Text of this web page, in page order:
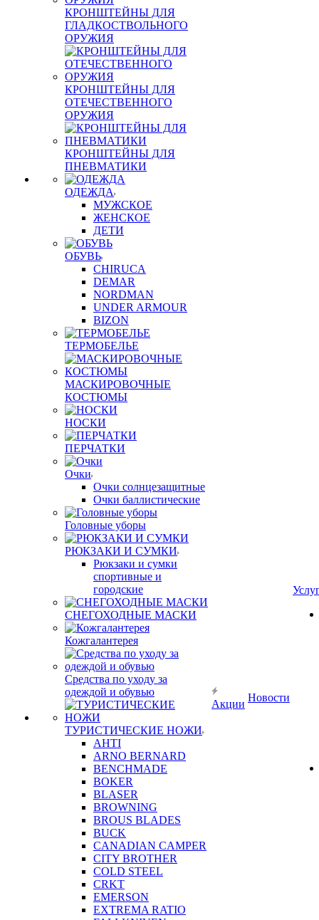
КРОНШТЕЙНЫ ДЛЯ
ГЛАДКОСТВОЛЬНОГО
ОРУЖИЯ
КРОНШТЕЙНЫ ДЛЯ
ОТЕЧЕСТВЕННОГО
ОРУЖИЯ
КРОНШТЕЙНЫ ДЛЯ
ПНЕВМАТИКИ
ОДЕЖДА
МУЖСКОЕ
ЖЕНСКОЕ
ДЕТИ
ОБУВЬ
CHIRUCA
DEMAR
NORDMAN
UNDER ARMOUR
BIZON
ТЕРМОБЕЛЬЕ
МАСКИРОВОЧНЫЕ
КОСТЮМЫ
НОСКИ
ПЕРЧАТКИ
Очки
Очки солнцезащитные
Очки баллистические
Головные уборы
РЮКЗАКИ И СУМКИ
Рюкзаки и сумки
спортивные и
городские
СНЕГОХОДНЫЕ МАСКИ
Кожгалантерея
Средства по уходу за
одеждой и обувью
ТУРИСТИЧЕСКИЕ НОЖИ
AHTI
ARNO BERNARD
BENCHMADE
BOKER
BLASER
BROWNING
BROUS BLADES
BUCK
CANADIAN CAMPER
CITY BROTHER
COLD STEEL
CRKT
EMERSON
EXTREMA RATIO
Акции
Новости